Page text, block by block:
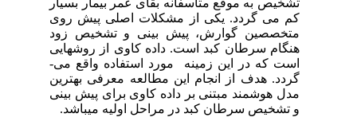
تشخیص به موقع متأسفانه بقای عمر بیمار بسیار
کم می­ گردد. یکی از مشکلات اصلی پیش روی
متخصصین گوارش، پیش بینی و تشخیص زود
هنگام سرطان کبد است. داده کاوی از روش­هایی
است که در این زمینه مورد استفاده واقع می­
گردد. هدف از انجام این مطالعه معرفی بهترین
مدل هوشمند مبتنی بر داده کاوی برای پیش­ بینی
و تشخیص سرطان کبد در مراحل اولیه می­باشد.